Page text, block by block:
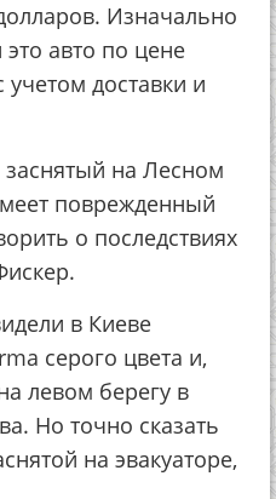
Изначально
авто по цене
учетом доставки и
на Лесном
поврежденный
о последствиях
в Киеве
серого цвета и,
левом берегу в
Но точно сказать
на эвакуаторе,